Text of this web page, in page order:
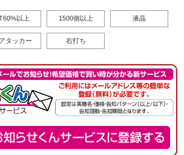
以上 1500個以上 液晶
タッカー 右打ち